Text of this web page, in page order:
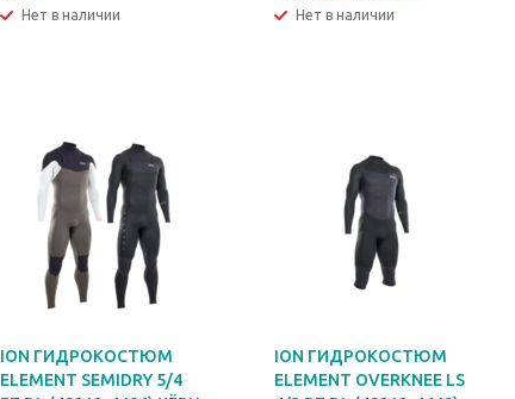
Нет в наличии Нет в наличии
ION ГИДРОКОСТЮМ
ELEMENT SEMIDRY 5/4
ION ГИДРОКОСТЮМ
ELEMENT OVERKNEE LS